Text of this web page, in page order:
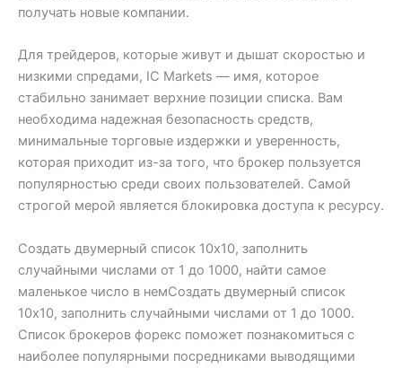
получать новые компании.
Для трейдеров, которые живут и дышат скоростью и
низкими спредами, IC Markets — имя, которое
стабильно занимает верхние позиции списка. Вам
необходима надежная безопасность средств,
минимальные торговые издержки и уверенность,
которая приходит из-за того, что брокер пользуется
популярностью среди своих пользователей. Самой
строгой мерой является блокировка доступа к ресурсу.
Cоздать двумерный список 10х10, заполнить
случайными числами от 1 до 1000, найти самое
маленькое число в немCоздать двумерный список
10х10, заполнить случайными числами от 1 до 1000.
Список брокеров форекс поможет познакомиться с
наиболее популярными посредниками выводящими